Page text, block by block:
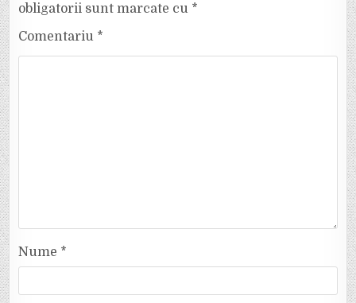
obligatorii sunt marcate cu *
Comentariu *
Nume *